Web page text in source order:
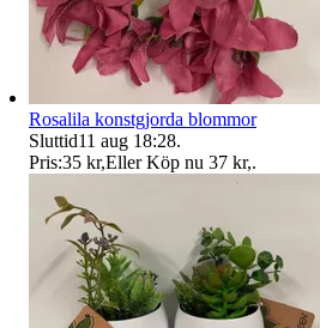
Rosalila konstgjorda blommor
Sluttid11 aug 18:28.
Pris:35 kr,Eller Köp nu 37 kr,.